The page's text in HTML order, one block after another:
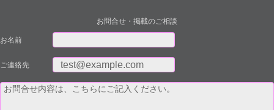
お問合せ・掲載のご相談
お名前
ご連絡先